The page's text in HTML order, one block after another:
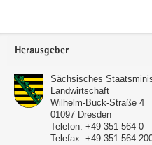
Footer-
Herausgeber
Sächsisches
Landwirtschaft
Wilhelm-Buck-Straße 4
01097 Dresden
Telefon: +49 351 564-0
Telefax: +49 351 564-